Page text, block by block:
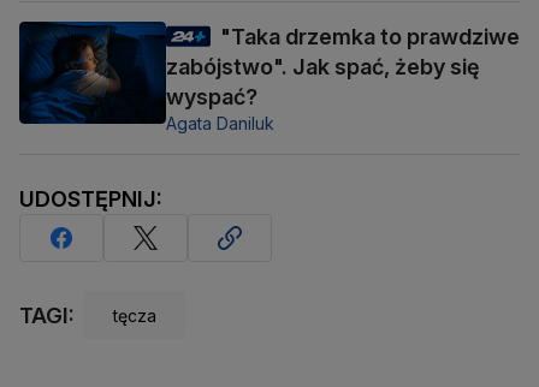
"Taka drzemka to prawdziwe
zabójstwo". Jak spać, żeby się
wyspać?
Agata Daniluk
UDOSTĘPNIJ:
TAGI: tęcza